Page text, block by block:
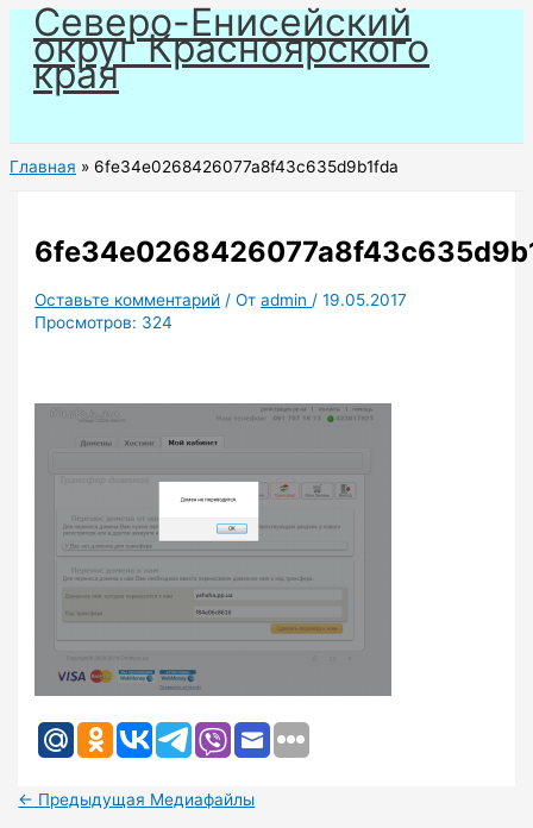
Перейти
содержимому
Северо-Енисейский
округ Красноярского
края
Главная 6fe34e0268426077a8f43c635d9b1fda
Оставьте комментарий / Отadmin /19.05.2017
Просмотров: 324
← Предыдущая Медиафайлы